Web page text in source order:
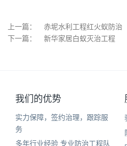
上一篇：
赤坭水利工程红火蚁防治
下一篇：
新华家居白蚁灭治工程
我们的优势
实力保障，签约治理，跟踪服
务
多年行业经验 专业防治工程队